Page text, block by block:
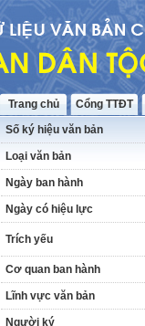
Trang chủ Cổng TTĐT
Số ký hiệu văn bản
Loại văn bản
Ngày ban hành
Ngày có hiệu lực
Trích yếu
Cơ quan ban hành
Lĩnh vực văn bản
Người ký